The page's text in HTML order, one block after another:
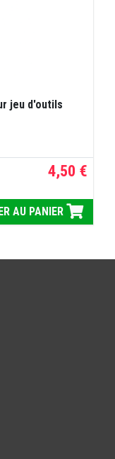
jeu d'outils
4,50 €
AU PANIER